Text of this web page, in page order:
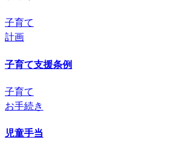
子育て
計画
子育て支援条例
子育て
お手続き
児童手当